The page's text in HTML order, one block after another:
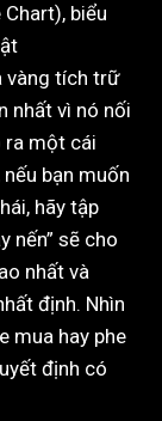
biểu
vàng tích trữ
nhất vì nó nối
ra một cái
bạn muốn
hãy tập
nến” sẽ cho
nhất và
định. Nhìn
mua hay phe
định có